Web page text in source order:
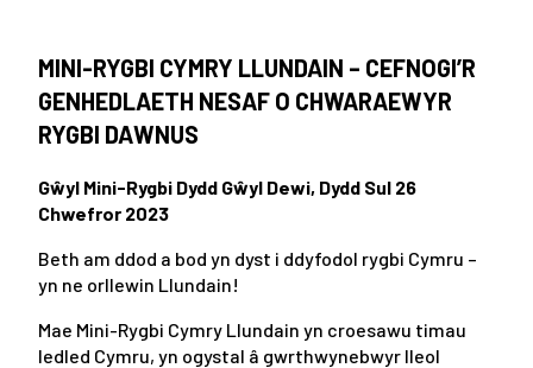
MINI-RYGBI CYMRY LLUNDAIN – CEFNOGI’R
GENHEDLAETH NESAF O CHWARAEWYR
RYGBI DAWNUS
Gŵyl Mini-Rygbi Dydd Gŵyl Dewi, Dydd Sul 26
Chwefror 2023
Beth am ddod a bod yn dyst i ddyfodol rygbi Cymru –
yn ne orllewin Llundain!
Mae Mini-Rygbi Cymry Llundain yn croesawu timau
ledled Cymru, yn ogystal â gwrthwynebwyr lleol